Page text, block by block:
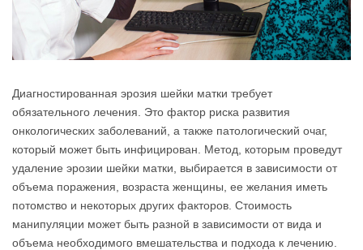
Диагностированная эрозия шейки матки требует
обязательного лечения. Это фактор риска развития
онкологических заболеваний, а также патологический очаг,
который может быть инфицирован. Метод, которым проведут
удаление эрозии шейки матки, выбирается в зависимости от
объема поражения, возраста женщины, ее желания иметь
потомство и некоторых других факторов. Стоимость
манипуляции может быть разной в зависимости от вида и
объема необходимого вмешательства и подхода к лечению.